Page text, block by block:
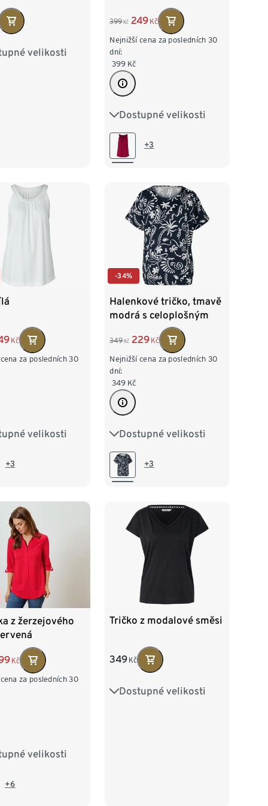
velikosti
M 40/42
399 Kč 249 Kč
Nejnižší cena za posledních 30
dní:
399 Kč
Dostupné velikosti
S 36/38 M 40/42
L 44/46+3
Kč
za posledních 30
velikosti
M 40/42
+3
-34%
Halenkové tričko, tmavě
modrá s celoplošným
349 Kč 229 Kč
Nejnižší cena za posledních 30
dní:
349 Kč
Dostupné velikosti
S 36/38 M 40/42
L 44/46+3
z žerzejového
Kč
za posledních 30
velikosti
38 40 42
46
+6
Tričko z modalové směsi
349 Kč
Dostupné velikosti
S 36/38 M 40/42